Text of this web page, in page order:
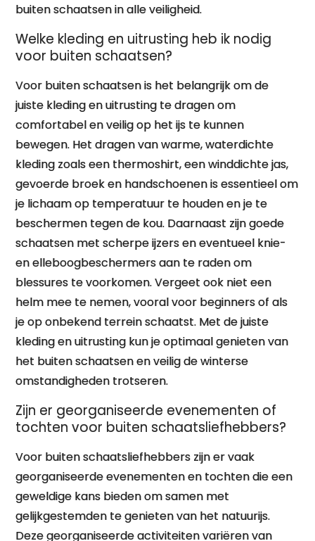
buiten schaatsen in alle veiligheid.
Welke kleding en uitrusting heb ik nodig
voor buiten schaatsen?
Voor buiten schaatsen is het belangrijk om de
juiste kleding en uitrusting te dragen om
comfortabel en veilig op het ijs te kunnen
bewegen. Het dragen van warme, waterdichte
kleding zoals een thermoshirt, een winddichte jas,
gevoerde broek en handschoenen is essentieel om
je lichaam op temperatuur te houden en je te
beschermen tegen de kou. Daarnaast zijn goede
schaatsen met scherpe ijzers en eventueel knie-
en elleboogbeschermers aan te raden om
blessures te voorkomen. Vergeet ook niet een
helm mee te nemen, vooral voor beginners of als
je op onbekend terrein schaatst. Met de juiste
kleding en uitrusting kun je optimaal genieten van
het buiten schaatsen en veilig de winterse
omstandigheden trotseren.
Zijn er georganiseerde evenementen of
tochten voor buiten schaatsliefhebbers?
Voor buiten schaatsliefhebbers zijn er vaak
georganiseerde evenementen en tochten die een
geweldige kans bieden om samen met
gelijkgestemden te genieten van het natuurijs.
Deze georganiseerde activiteiten variëren van